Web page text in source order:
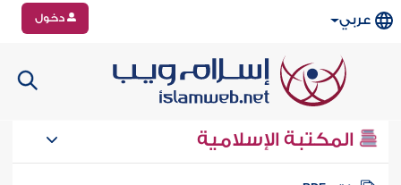
عربي دخول
المكتبة الإسلامية